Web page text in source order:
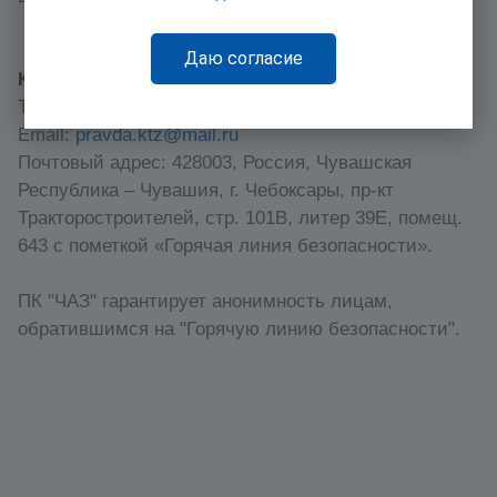
Контакты:
Тел.: +7(8352) 30-42-60 (автоответчик)
Email:pravda.ktz@mail.ru
Почтовый адрес: 428003, Россия, Чувашская
Республика – Чувашия, г. Чебоксары, пр-кт
Тракторостроителей, стр. 101В, литер 39Е, помещ.
643 с пометкой «Горячая линия безопасности».
ПК "ЧАЗ" гарантирует анонимность лицам,
обратившимся на "Горячую линию безопасности".
Даю согласие